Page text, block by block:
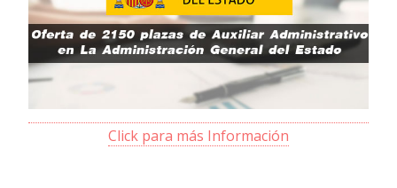
Click para más Información